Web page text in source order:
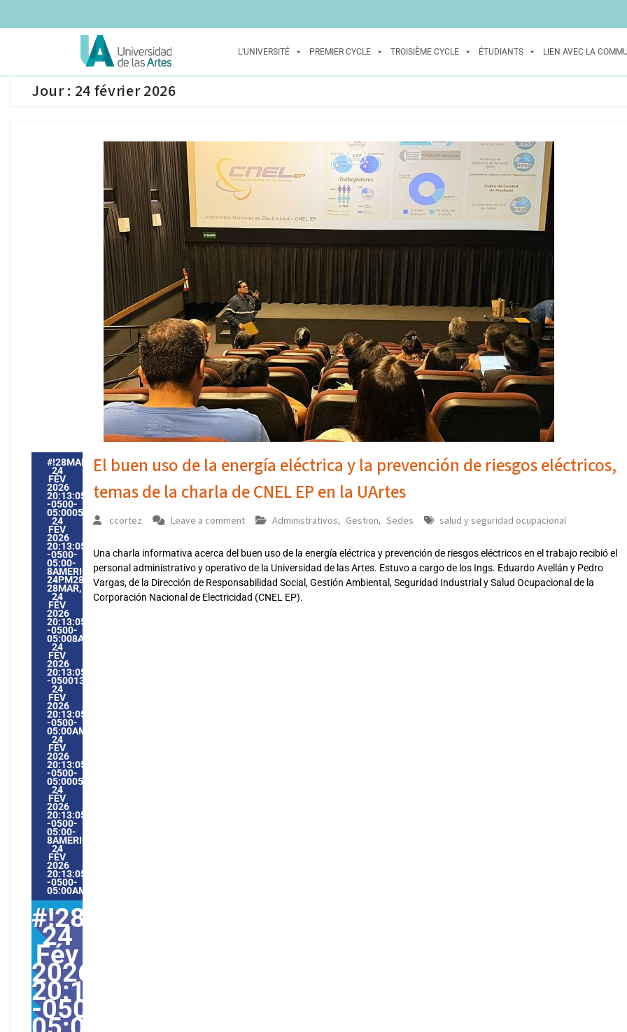
L'UNIVERSITÉ PREMIER CYCLE TROISIÈME CYCLE ÉTUDIANTS LIEN AVEC LA
Jour : 24 février 2026
#!28MAR,
24
FÉV
2026
20:13:05
-0500-
05:000528#28MAR,
24
FÉV
2026
20:13:05
-0500-
05:00-
8AMERICA/GUAYAQUIL2828AMERICA/GUAYAQUIL202628
24PM28PM-
28MAR,
24
FÉV
2026
20:13:05
-0500-
05:008AMERICA/GUAYAQUIL2828AMERICA/GUAYAQUIL2026282026MAR,
24
FÉV
2026
20:13:05
-0500138132PMMARDI=604#!28MAR,
24
FÉV
2026
20:13:05
-0500-
05:00AMERICA/GUAYAQUIL2#FÉV#!28MAR,
24
FÉV
2026
20:13:05
-0500-
05:000528#/28MAR,
24
FÉV
2026
20:13:05
-0500-
05:00-
8AMERICA/GUAYAQUIL2828AMERICA/GUAYAQUIL202628#!28MAR,
24
FÉV
2026
20:13:05
-0500-
05:00AMERICA/GUAYAQUIL2#
#!28mar,
24
Fév
2026
20:13:05
-0500-
El buen uso de la energía eléctrica y la prevención de riesgos eléctricos,
temas de la charla de CNEL EP en la UArtes
ccortez Leave a comment Administrativos, Gestion, Sedes salud y seguridad ocupacional
Una charla informativa acerca del buen uso de la energía eléctrica y prevención de riesgos eléctricos en el trabajo recibió el
personal administrativo y operativo de la Universidad de las Artes. Estuvo a cargo de los Ings. Eduardo Avellán y Pedro
Vargas, de la Dirección de Responsabilidad Social, Gestión Ambiental, Seguridad Industrial y Salud Ocupacional de la
Corporación Nacional de Electricidad (CNEL EP).